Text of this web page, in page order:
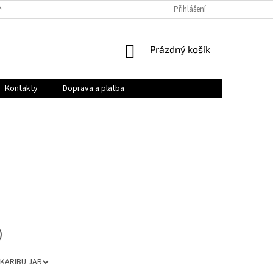
VRÁCENÍ ZBOŽÍ A
Přihlášení
NÁKUPNÍ
Prázdný košík
Kontakty
Doprava a platba